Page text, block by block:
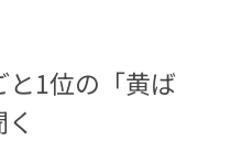
と1位の「⻩ば